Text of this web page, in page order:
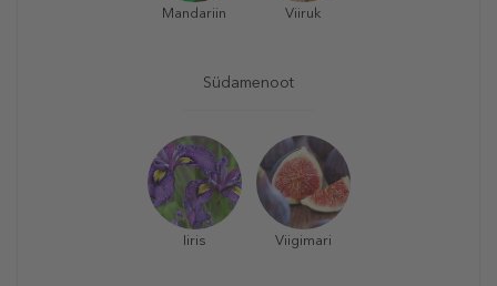
Mandariin Viiruk
Südamenoot
Iiris Viigimari